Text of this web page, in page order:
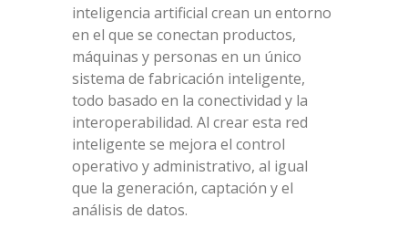
inteligencia artificial crean un entorno
en el que se conectan productos,
máquinas y personas en un único
sistema de fabricación inteligente,
todo basado en la conectividad y la
interoperabilidad. Al crear esta red
inteligente se mejora el control
operativo y administrativo, al igual
que la generación, captación y el
análisis de datos.